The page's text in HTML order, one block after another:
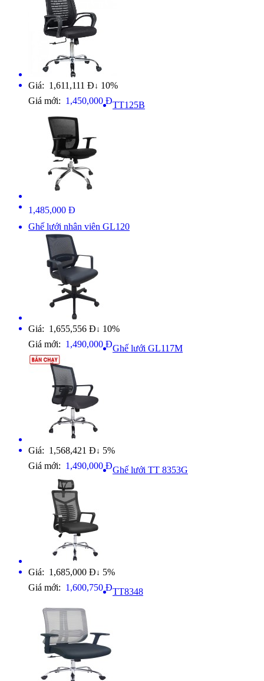
Giá: 1,611,111 Đ ↓ 10%
Giá mới: 1,450,000 ĐTT125B
1,485,000 Đ
Ghế lưới nhân viên GL120
Giá: 1,655,556 Đ ↓ 10%
Giá mới: 1,490,000 ĐGhế lưới GL117M
Giá: 1,568,421 Đ ↓ 5%
Giá mới: 1,490,000 ĐGhế lưới TT 8353G
Giá: 1,685,000 Đ ↓ 5%
Giá mới: 1,600,750 ĐTT8348